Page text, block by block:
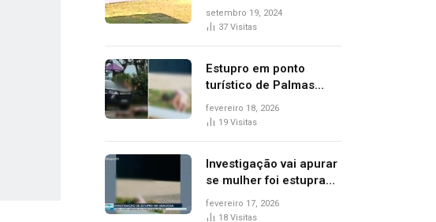
delegado aposentado
durante confusão no
setembro 19, 2024
37 Visitas
Estupro em ponto
turístico de Palmas
ocorreu em frente à
viatura e base de
fevereiro 18, 2026
19 Visitas
Investigação vai apurar
se mulher foi estuprada
na frente de base da
Guarda Metropolitana
fevereiro 17, 2026
18 Visitas